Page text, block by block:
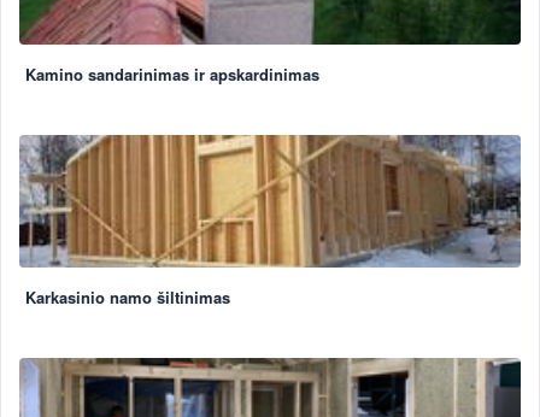
Kamino sandarinimas ir apskardinimas
Karkasinio namo šiltinimas